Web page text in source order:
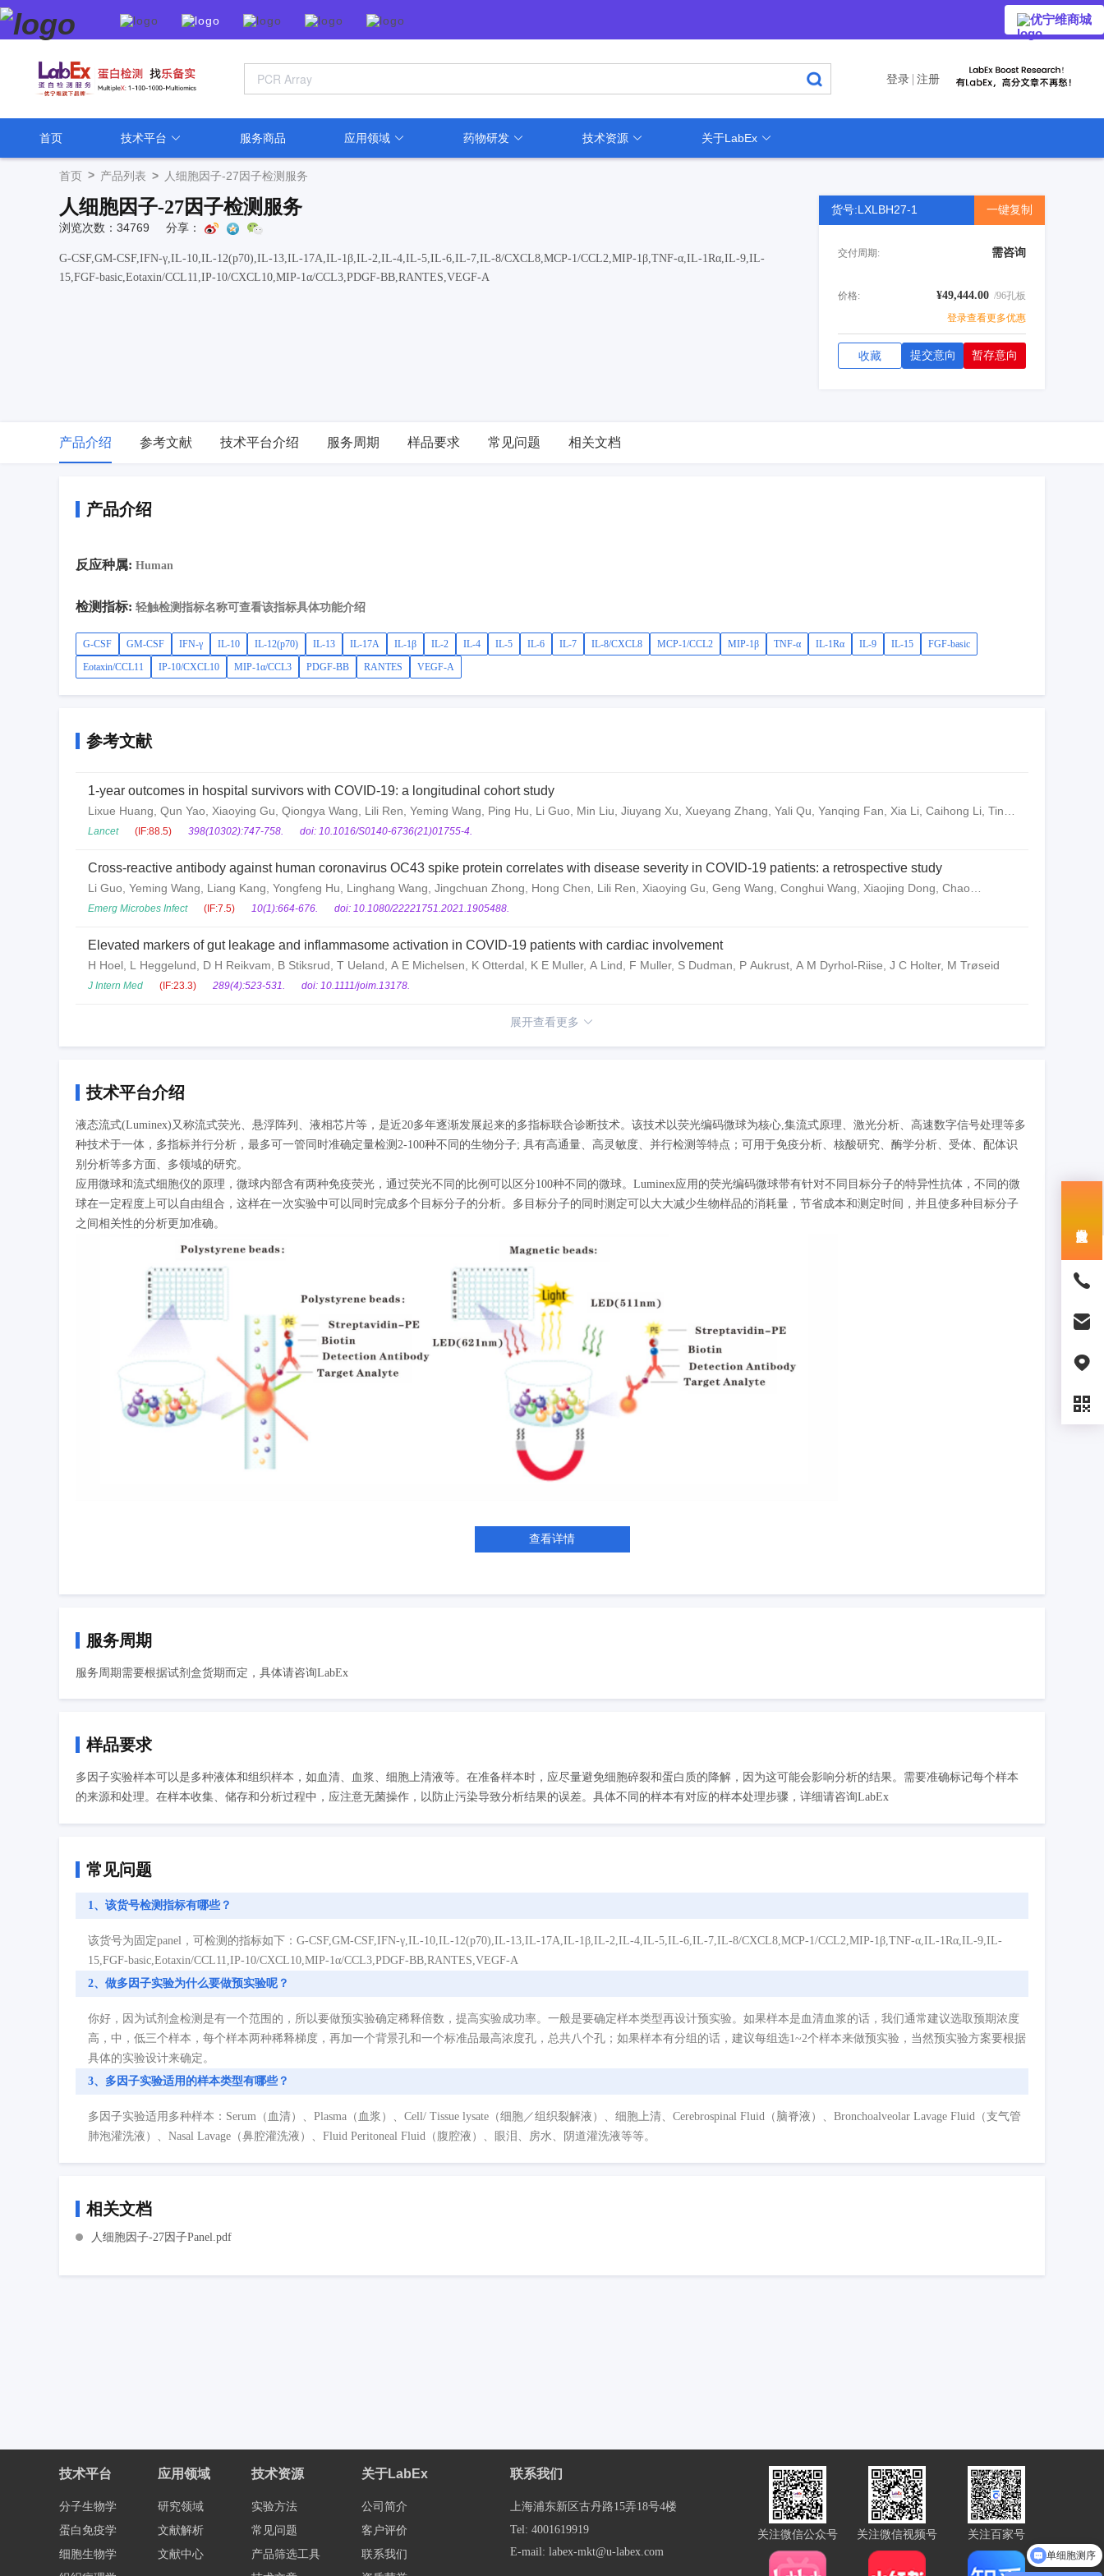
优宁维商城
登录 注册
首页 技术平台 服务商品 应用领域 药物研发 技术资源 关于LabEx
首页 > 产品列表 > 人细胞因子-27因子检测服务
人细胞因子-27因子检测服务
浏览次数：34769 分享：
G-CSF,GM-CSF,IFN-γ,IL-10,IL-12(p70),IL-13,IL-17A,IL-1β,IL-2,IL-4,IL-5,IL-6,IL-7,IL-8/CXCL8,MCP-1/CCL2,MIP-1β,TNF-α,IL-1Rα,IL-9,IL-
15,FGF-basic,Eotaxin/CCL11,IP-10/CXCL10,MIP-1α/CCL3,PDGF-BB,RANTES,VEGF-A
货号:LXLBH27-1 一键复制
交付周期: 需咨询
价格: ¥49,444.00 /96孔板
登录查看更多优惠
收藏 提交意向 暂存意向
产品介绍 参考文献 技术平台介绍 服务周期 样品要求 常见问题 相关文档
产品介绍
反应种属: Human
检测指标: 轻触检测指标名称可查看该指标具体功能介绍
G-CSF GM-CSF IFN-γ IL-10 IL-12(p70) IL-13 IL-17A IL-1β IL-2 IL-4 IL-5 IL-6 IL-7 IL-8/CXCL8 MCP-1/CCL2 MIP-1β TNF-α IL-1Rα IL-9 IL-15
FGF-basic
Eotaxin/CCL11
IP-10/CXCL10 MIP-1α/CCL3 PDGF-BB RANTES VEGF-A
参考文献
1-year outcomes in hospital survivors with COVID-19: a longitudinal cohort study
Lixue Huang, Qun Yao, Xiaoying Gu, Qiongya Wang, Lili Ren, Yeming Wang, Ping Hu, Li Guo, Min Liu, Jiuyang Xu, Xueyang Zhang, Yali Qu, Yanqing Fan, Xia Li, Caihong Li, Ting
Yu, Jiaan Xia, Ming Wei, Li Chen, Yanping Li, Fan Xiao, Dan Liu, Jianwei Wang, Xianguang Wang, Bin Cao
Lancet (IF:88.5) 398(10302):747-758. doi: 10.1016/S0140-6736(21)01755-4.
Cross-reactive antibody against human coronavirus OC43 spike protein correlates with disease severity in COVID-19 patients: a retrospective study
Li Guo, Yeming Wang, Liang Kang, Yongfeng Hu, Linghang Wang, Jingchuan Zhong, Hong Chen, Lili Ren, Xiaoying Gu, Geng Wang, Conghui Wang, Xiaojing Dong, Chao
Wu, Lianlian Han, Ying Wang, Guohui Fan, Xiaohui Zou, Haibo Li, Jiuyang Xu, Qi Jin, Bin Cao, Jianwei Wang
Emerg Microbes Infect (IF:7.5) 10(1):664-676. doi: 10.1080/22221751.2021.1905488.
Elevated markers of gut leakage and inflammasome activation in COVID-19 patients with cardiac involvement
H Hoel, L Heggelund, D H Reikvam, B Stiksrud, T Ueland, A E Michelsen, K Otterdal, K E Muller, A Lind, F Muller, S Dudman, P Aukrust, A M Dyrhol-Riise, J C Holter, M Trøseid
J Intern Med (IF:23.3) 289(4):523-531. doi: 10.1111/joim.13178.
展开查看更多
技术平台介绍
液态流式(Luminex)又称流式荧光、悬浮阵列、液相芯片等，是近20多年逐渐发展起来的多指标联合诊断技术。该技术以荧光编码微球为核心,集流式原理、激光分析、高速数字信号处理等多
种技术于一体，多指标并行分析，最多可一管同时准确定量检测2-100种不同的生物分子; 具有高通量、高灵敏度、并行检测等特点；可用于免疫分析、核酸研究、酶学分析、受体、配体识
别分析等多方面、多领域的研究。
应用微球和流式细胞仪的原理，微球内部含有两种免疫荧光，通过荧光不同的比例可以区分100种不同的微球。Luminex应用的荧光编码微球带有针对不同目标分子的特异性抗体，不同的微
球在一定程度上可以自由组合，这样在一次实验中可以同时完成多个目标分子的分析。多目标分子的同时测定可以大大减少生物样品的消耗量，节省成本和测定时间，并且使多种目标分子
之间相关性的分析更加准确。
查看详情
服务周期
服务周期需要根据试剂盒货期而定，具体请咨询LabEx
样品要求
多因子实验样本可以是多种液体和组织样本，如血清、血浆、细胞上清液等。在准备样本时，应尽量避免细胞碎裂和蛋白质的降解，因为这可能会影响分析的结果。需要准确标记每个样本
的来源和处理。在样本收集、储存和分析过程中，应注意无菌操作，以防止污染导致分析结果的误差。具体不同的样本有对应的样本处理步骤，详细请咨询LabEx
常见问题
1、该货号检测指标有哪些？
该货号为固定panel，可检测的指标如下：G-CSF,GM-CSF,IFN-γ,IL-10,IL-12(p70),IL-13,IL-17A,IL-1β,IL-2,IL-4,IL-5,IL-6,IL-7,IL-8/CXCL8,MCP-1/CCL2,MIP-1β,TNF-α,IL-1Rα,IL-9,IL-
15,FGF-basic,Eotaxin/CCL11,IP-10/CXCL10,MIP-1α/CCL3,PDGF-BB,RANTES,VEGF-A
2、做多因子实验为什么要做预实验呢？
你好，因为试剂盒检测是有一个范围的，所以要做预实验确定稀释倍数，提高实验成功率。一般是要确定样本类型再设计预实验。如果样本是血清血浆的话，我们通常建议选取预期浓度
高，中，低三个样本，每个样本两种稀释梯度，再加一个背景孔和一个标准品最高浓度孔，总共八个孔；如果样本有分组的话，建议每组选1~2个样本来做预实验，当然预实验方案要根据
具体的实验设计来确定。
3、多因子实验适用的样本类型有哪些？
多因子实验适用多种样本：Serum（血清）、Plasma（血浆）、Cell/ Tissue lysate（细胞／组织裂解液）、细胞上清、Cerebrospinal Fluid（脑脊液）、Bronchoalveolar Lavage Fluid（支气管
肺泡灌洗液）、Nasal Lavage（鼻腔灌洗液）、Fluid Peritoneal Fluid（腹腔液）、眼泪、房水、阴道灌洗液等等。
相关文档
人细胞因子-27因子Panel.pdf
技术平台
分子生物学
蛋白免疫学
细胞生物学
应用领域
研究领域
文献解析
文献中心
技术资源
实验方法
常见问题
产品筛选工具
关于LabEx
公司简介
客户评价
联系我们
联系我们
上海浦东新区古丹路15弄18号4楼
Tel: 4001619919
E-mail: labex-mkt@u-labex.com
关注微信公众号 关注微信视频号 关注百家号
单细胞测序
免疫组化